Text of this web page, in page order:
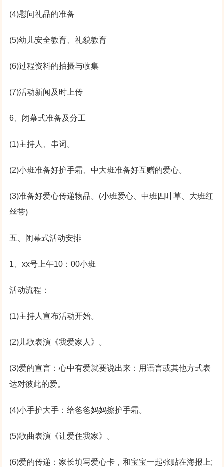
(4)慰问礼品的准备
(5)幼儿安全教育、礼貌教育
(6)过程资料的拍摄与收集
(7)活动新闻及时上传
6、闭幕式准备及分工
(1)主持人、串词。
(2)小班准备好护手霜、中大班准备好互赠的爱心。
(3)准备好爱心传递物品。(小班爱心、中班四叶草、大班红
丝带)
五、闭幕式活动安排
1、xx号上午10：00小班
活动流程：
(1)主持人宣布活动开始。
(2)儿歌表演《我爱家人》。
(3)爱的宣言：心中有爱就要说出来：用语言或其他方式表
达对彼此的爱。
(4)小手护大手：给爸爸妈妈擦护手霜。
(5)歌曲表演《让爱住我家》。
(6)爱的传递：家长填写爱心卡，和宝宝一起张贴在海报上;